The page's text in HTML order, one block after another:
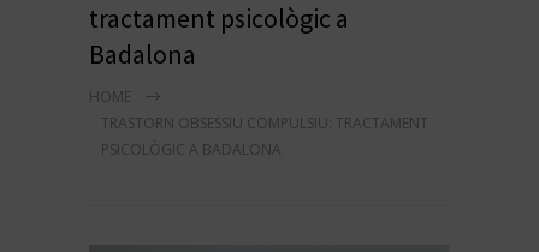
tractament psicològic a
Badalona
HOME
TRASTORN OBSESSIU COMPULSIU: TRACTAMENT
PSICOLÒGIC A BADALONA